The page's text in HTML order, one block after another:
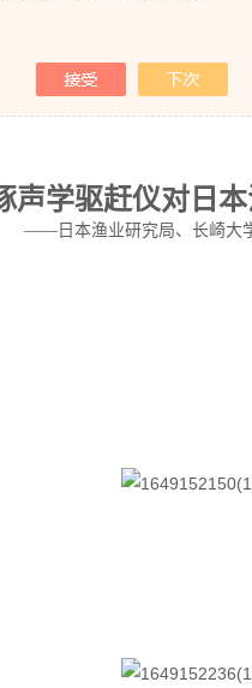
鲸豚声学驱赶仪对日
发布日期： 2022-04-05 浏
声学驱赶仪对日
本渔业研究局、长崎大学